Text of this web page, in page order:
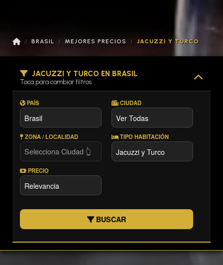
BRASIL MEJORES PRECIOS JACUZZI Y TURCO
JACUZZI Y TURCO EN BRASIL
Toca para cambiar filtros
PAÍS CIUDAD
ZONA / LOCALIDAD TIPO HABITACIÓN
PRECIO
BUSCAR